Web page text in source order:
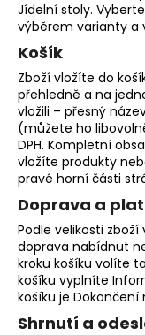
Jídelní stoly.
výběrem varianty a
Košík
Zboží vložíte do
přehledně a na
vložili – přesný
(můžete ho
DPH. Kompletní
vložíte produkty
pravé horní části
Doprava a
Podle velikosti
doprava nabídnut
kroku košíku volíte
košíku vyplníte
košíku je
Shrnutí a
ř
e
b
u
j
e
t
e
n
a
j
í
t
?